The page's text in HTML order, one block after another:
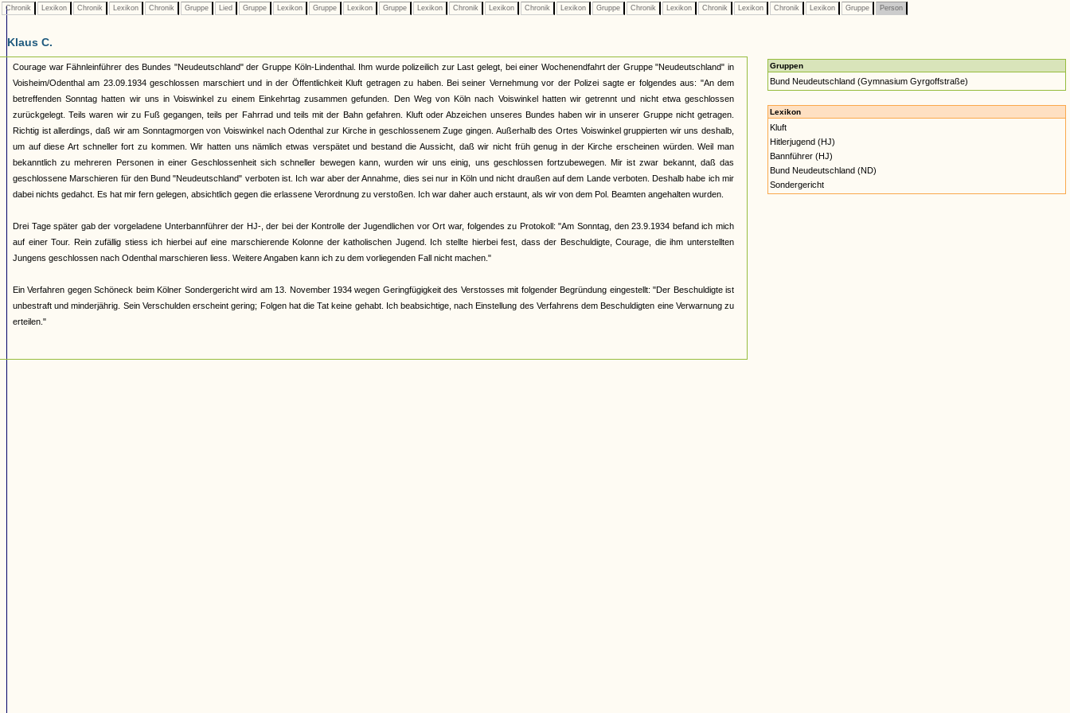
Chronik Lexikon Chronik Lexikon Chronik Gruppe Lied Gruppe Lexikon Gruppe Lexikon Gruppe Lexikon Chronik Lexikon Chronik Lexikon Gruppe Chronik Lexikon Chronik Lexikon Chronik Lexikon Gruppe Person
Klaus C.
Courage war Fähnleinführer des Bundes "Neudeutschland" der Gruppe Köln-Lindenthal. Ihm wurde polizeilich zur Last gelegt, bei einer Wochenendfahrt der Gruppe "Neudeutschland" in
Voisheim/Odenthal am 23.09.1934 geschlossen marschiert und in der Öffentlichkeit Kluft getragen zu haben. Bei seiner Vernehmung vor der Polizei sagte er folgendes aus: "An dem
betreffenden Sonntag hatten wir uns in Voiswinkel zu einem Einkehrtag zusammen gefunden. Den Weg von Köln nach Voiswinkel hatten wir getrennt und nicht etwa geschlossen
zurückgelegt. Teils waren wir zu Fuß gegangen, teils per Fahrrad und teils mit der Bahn gefahren. Kluft oder Abzeichen unseres Bundes haben wir in unserer Gruppe nicht getragen.
Richtig ist allerdings, daß wir am Sonntagmorgen von Voiswinkel nach Odenthal zur Kirche in geschlossenem Zuge gingen. Außerhalb des Ortes Voiswinkel gruppierten wir uns deshalb,
um auf diese Art schneller fort zu kommen. Wir hatten uns nämlich etwas verspätet und bestand die Aussicht, daß wir nicht früh genug in der Kirche erscheinen würden. Weil man
bekanntlich zu mehreren Personen in einer Geschlossenheit sich schneller bewegen kann, wurden wir uns einig, uns geschlossen fortzubewegen. Mir ist zwar bekannt, daß das
geschlossene Marschieren für den Bund "Neudeutschland" verboten ist. Ich war aber der Annahme, dies sei nur in Köln und nicht draußen auf dem Lande verboten. Deshalb habe ich mir
dabei nichts gedahct. Es hat mir fern gelegen, absichtlich gegen die erlassene Verordnung zu verstoßen. Ich war daher auch erstaunt, als wir von dem Pol. Beamten angehalten wurden.
Drei Tage später gab der vorgeladene Unterbannführer der HJ-, der bei der Kontrolle der Jugendlichen vor Ort war, folgendes zu Protokoll: "Am Sonntag, den 23.9.1934 befand ich mich
auf einer Tour. Rein zufällig stiess ich hierbei auf eine marschierende Kolonne der katholischen Jugend. Ich stellte hierbei fest, dass der Beschuldigte, Courage, die ihm unterstellten
Jungens geschlossen nach Odenthal marschieren liess. Weitere Angaben kann ich zu dem vorliegenden Fall nicht machen."
Ein Verfahren gegen Schöneck beim Kölner Sondergericht wird am 13. November 1934 wegen Geringfügigkeit des Verstosses mit folgender Begründung eingestellt: "Der Beschuldigte ist
unbestraft und minderjährig. Sein Verschulden erscheint gering; Folgen hat die Tat keine gehabt. Ich beabsichtige, nach Einstellung des Verfahrens dem Beschuldigten eine Verwarnung zu
erteilen."
Gruppen
Bund Neudeutschland (Gymnasium Gyrgoffstraße)
Lexikon
Kluft
Hitlerjugend (HJ)
Bannführer (HJ)
Bund Neudeutschland (ND)
Sondergericht